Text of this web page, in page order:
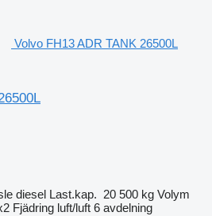
Volvo FH13 ADR TANK 26500L
diesel Last.kap. 20 500 kg Volym
Fjädring luft/luft 6 avdelning